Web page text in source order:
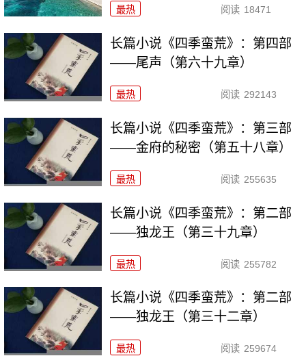
最热 阅读 18471
长篇小说《四季蛮荒》：第四部
——尾声（第六十九章）
最热 阅读 292143
长篇小说《四季蛮荒》：第三部
——金府的秘密（第五十八章）
最热 阅读 255635
长篇小说《四季蛮荒》：第二部
——独龙王（第三十九章）
最热 阅读 255782
长篇小说《四季蛮荒》：第二部
——独龙王（第三十二章）
最热 阅读 259674